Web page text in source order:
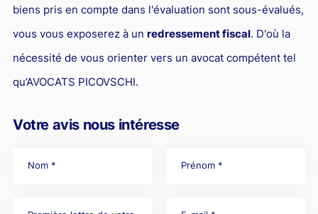
biens pris en compte dans l'évaluation sont sous-évalués,
vous vous exposerez à un redressement fiscal. D'où la
nécessité de vous orienter vers un avocat compétent tel
qu’AVOCATS PICOVSCHI.
Votre avis nous intéresse